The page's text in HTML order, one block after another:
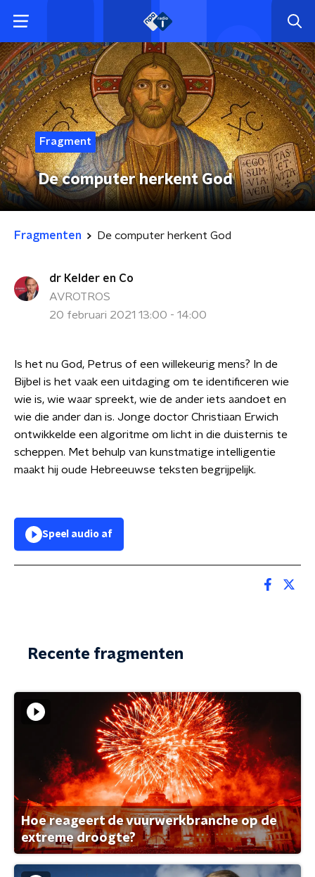
Fragment
De computer herkent God
Fragmenten De computer herkent God
dr Kelder en Co
AVROTROS
20 februari 2021 13:00 - 14:00
Is het nu God, Petrus of een willekeurig mens? In de
Bijbel is het vaak een uitdaging om te identificeren wie
wie is, wie waar spreekt, wie de ander iets aandoet en
wie die ander dan is. Jonge doctor Christiaan Erwich
ontwikkelde een algoritme om licht in die duisternis te
scheppen. Met behulp van kunstmatige intelligentie
maakt hij oude Hebreeuwse teksten begrijpelijk.
Speel audio af
Recente fragmenten
Hoe reageert de vuurwerkbranche op de
extreme droogte?